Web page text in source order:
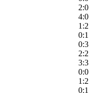
2:0
4:0
1:2
0:1
0:3
2:2
3:3
0:0
1:2
0:1